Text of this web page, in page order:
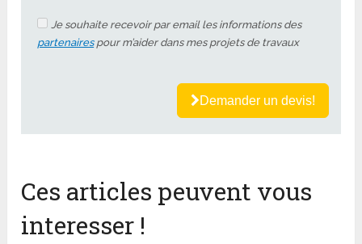
Je souhaite recevoir par email les informations des
partenairespour m’aider dans mes projets de travaux
Demander un devis!
Ces articles peuvent vous
interesser !